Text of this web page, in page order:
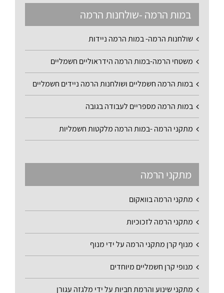
במות הרמה -שולחנות הרמה
שולחנות הרמה- במות הרמה ניידות
משטחי הרמה-במות הרמה הידראוליים חשמליים
במות הרמה חשמליים ושולחנות הרמה ניידים חשמליים
במות הרמה מספריים לעבודה בגובה
מתקני הרמה -במות הרמה מלקטות חשמליות
מתקני הרמה
מתקני הרמה בוואקום
מתקני הרמה לזכוכיות
מנוף קרן מתקני הרמה על ידי מנוף
מנופי קרן חשמליים מיוחדים
מתקני שינוע והרמת חביות על ידי מלגזה עגורן